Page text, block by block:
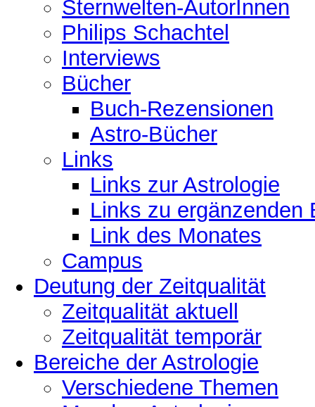
Sternwelten-AutorInnen
Philips Schachtel
Interviews
Bücher
Buch-Rezensionen
Astro-Bücher
Links
Links zur Astrologie
Links zu ergänzenden
Link des Monates
Campus
Deutung der Zeitqualität
Zeitqualität aktuell
Zeitqualität temporär
Bereiche der Astrologie
Verschiedene Themen